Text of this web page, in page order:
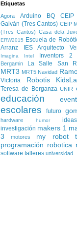
Etiquetas
Agora Arduino BQ
Galván (Tres Cantos) CEIP
(Tres Cantos) Casa dela
ERW2015 Escuela de
Arranz
IES Arquitecto
Imagina Intel Inventors 2
Bergamin
La Salle San
MRT3 MRT5 Navidad
Victoria
Robotis
Teresa de Berganza UNIR
educación
escolares
futuro
hardware
humor ideas
investigación makers 1
3
motores my robot
programación robotica
software talleres universidad